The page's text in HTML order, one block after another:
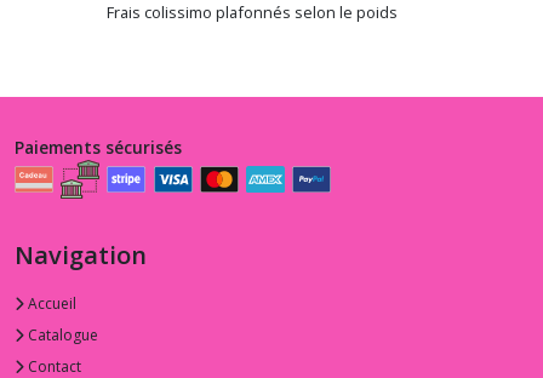
Frais colissimo plafonnés selon le poids
Paiements sécurisés
Navigation
Accueil
Catalogue
Contact